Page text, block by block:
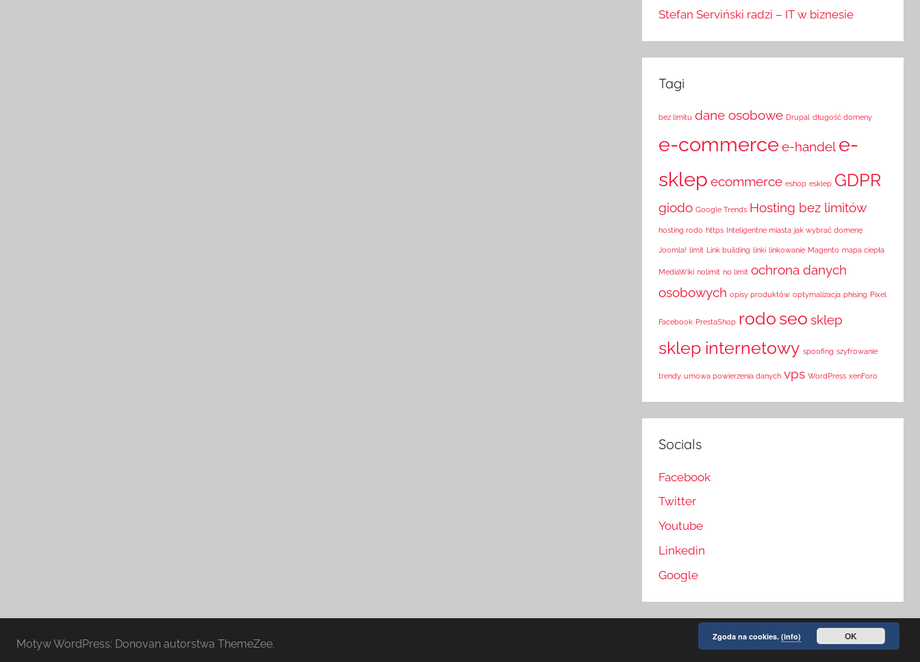
Stefan Serviński radzi – IT w biznesie
Tagi
bez limitu dane osobowe Drupal długość domeny
e-commercee-handel e-
sklep ecommerce eshop esklep GDPR
giodo Google Trends Hosting bez limitów
hosting rodo https Inteligentne miasta jak wybrać domenę
Joomla! limit Link building linki linkowanie Magento mapa ciepła
MediaWiki nolimit no limit ochrona danych
osobowych opisy produktów optymalizacja phising Pixel
Facebook PrestaShop rodo seo sklep
sklep internetowy spoofing szyfrowanie
trendy umowa powierzenia danych vps WordPress xenForo
Socials
Facebook
Twitter
Youtube
Linkedin
Google
Motyw WordPress: Donovan autorstwa ThemeZee.
Zgoda na cookies. (info) OK